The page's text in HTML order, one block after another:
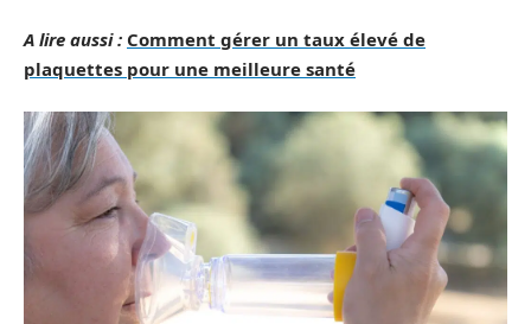
A lire aussi : Comment gérer un taux élevé de
plaquettes pour une meilleure santé